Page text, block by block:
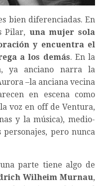
bien diferenciadas. En
Pilar, una mujer sola
y encuentra el
a los demás. En la
ya anciano narra la
–la anciana vecina
en escena como
voz en off de Ventura,
y la música), medio-
pero nunca
parte tiene algo de
Wilheim Murnau,